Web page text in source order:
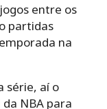
entre os
partidas
na
série, aí o
NBA para